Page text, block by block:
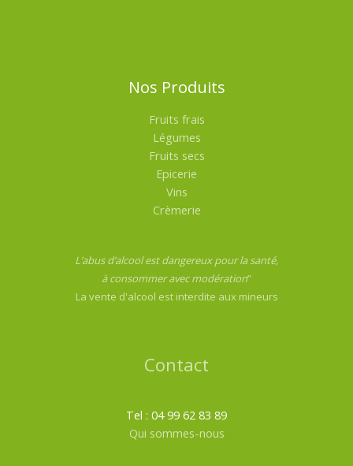
Nos Produits
Fruits frais
Légumes
Fruits secs
Epicerie
Vins
Crèmerie
L’abus d’alcool est dangereux pour la santé,
à consommer avec modération”
La vente d'alcool est interdite aux mineurs
Contact
Tel : 04 99 62 83 89
Qui sommes-nous